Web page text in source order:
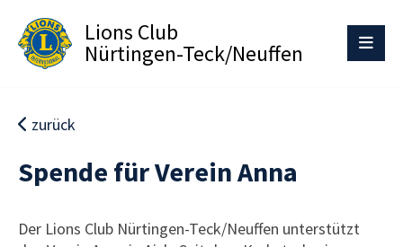
Lions Club
Nürtingen-Teck/Neuffen
zurück
Spende für Verein Anna
Der Lions Club Nürtingen-Teck/Neuffen unterstützt